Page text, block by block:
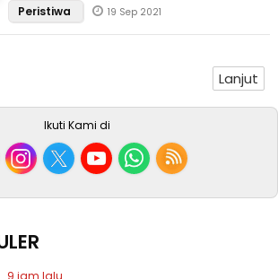
Peristiwa 19 Sep 2021
Lanjut
Ikuti Kami di
9 jam lalu